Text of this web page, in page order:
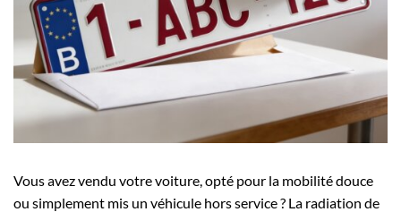
Vous avez vendu votre voiture, opté pour la mobilité douce
ou simplement mis un véhicule hors service ? La radiation de